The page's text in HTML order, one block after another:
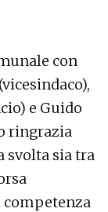
con
e Guido
ringrazia
svolta sia tra